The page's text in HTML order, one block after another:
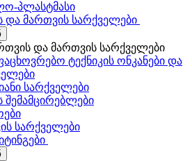
პლასტმასი
და მართვის სარქველები
და მართვის სარქველები
ტექნიკის ონკანები და
სარქველები
შემამცირებლები
სარქველები